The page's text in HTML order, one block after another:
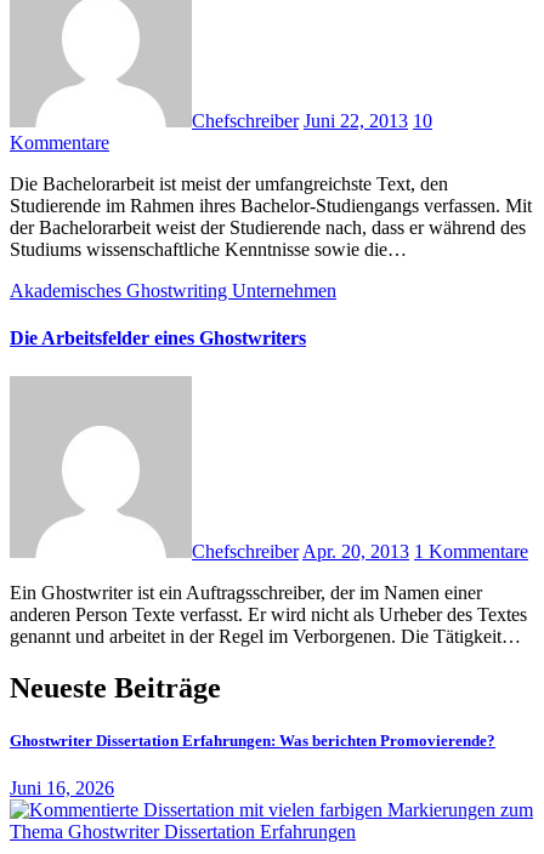
Chefschreiber Juni 22, 2013 10
Kommentare
Die Bachelorarbeit ist meist der umfangreichste Text, den
Studierende im Rahmen ihres Bachelor-Studiengangs verfassen. Mit
der Bachelorarbeit weist der Studierende nach, dass er während des
Studiums wissenschaftliche Kenntnisse sowie die…
Akademisches Ghostwriting Unternehmen
Die Arbeitsfelder eines Ghostwriters
Chefschreiber Apr. 20, 2013 1 Kommentare
Ein Ghostwriter ist ein Auftragsschreiber, der im Namen einer
anderen Person Texte verfasst. Er wird nicht als Urheber des Textes
genannt und arbeitet in der Regel im Verborgenen. Die Tätigkeit…
Neueste Beiträge
Ghostwriter Dissertation Erfahrungen: Was berichten Promovierende?
Juni 16, 2026